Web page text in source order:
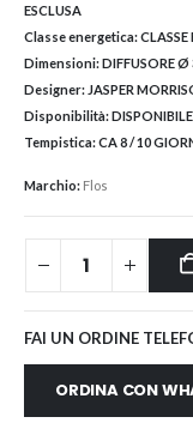
ESCLUSA
Classe energetica:CLASSE
Dimensioni:DIFFUSORE Ø
Designer: JASPER
Disponibilità:DISPONIBILE
Tempistica:CA 8 / 10
Marchio: Flos
FAI UN ORDINE
ORDINA CON